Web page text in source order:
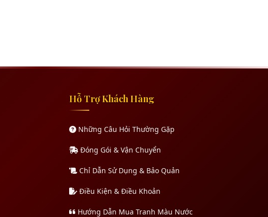
Hỗ Trợ Khách Hàng
Những Câu Hỏi Thường Gặp
Đóng Gói & Vận Chuyển
Chỉ Dẫn Sử Dụng & Bảo Quản
Điều Kiện & Điều Khoản
Hướng Dẫn Mua Tranh Màu Nước